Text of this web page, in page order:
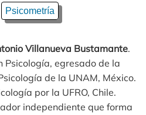
Psicometría
Villanueva Bustamante.
Psicología, egresado de la
de la UNAM, México.
por la UFRO, Chile.
independiente que forma